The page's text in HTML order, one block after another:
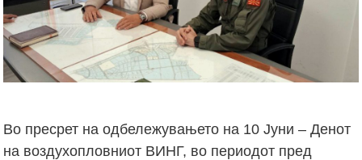
Во пресрет на одбележувањето на 10 Јуни – Денот
на воздухопловниот ВИНГ, во периодот пред